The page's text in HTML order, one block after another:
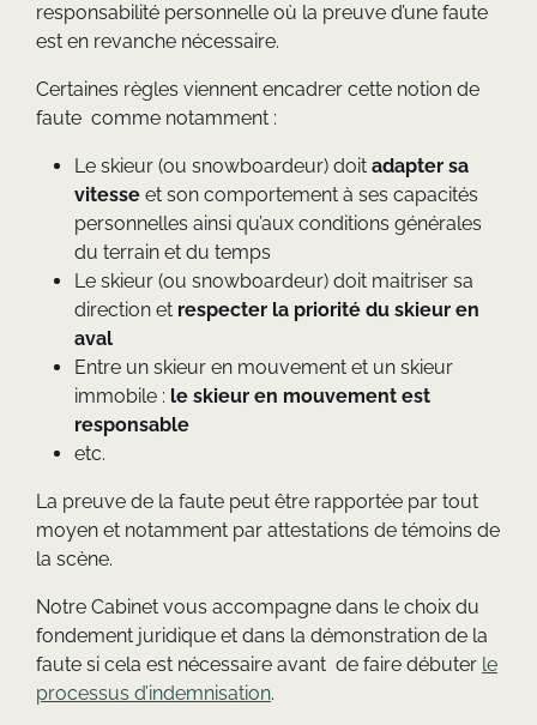
responsabilité personnelle où la preuve d’une faute
est en revanche nécessaire.
Certaines règles viennent encadrer cette notion de
faute comme notamment :
Le skieur (ou snowboardeur) doit adapter sa
vitesse et son comportement à ses capacités
personnelles ainsi qu’aux conditions générales
du terrain et du temps
Le skieur (ou snowboardeur) doit maitriser sa
direction et respecter la priorité du skieur en
aval
Entre un skieur en mouvement et un skieur
immobile : le skieur en mouvement est
responsable
etc.
La preuve de la faute peut être rapportée par tout
moyen et notamment par attestations de témoins de
la scène.
Notre Cabinet vous accompagne dans le choix du
fondement juridique et dans la démonstration de la
faute si cela est nécessaire avant de faire débuter le
processus d’indemnisation.